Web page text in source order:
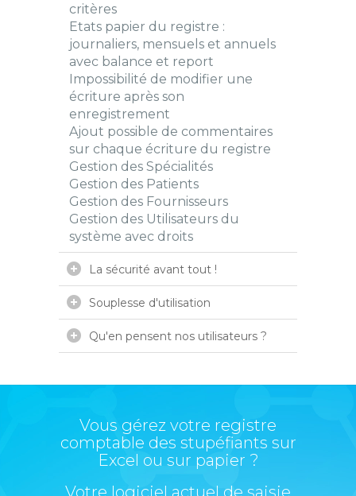
critères
Etats papier du registre :
journaliers, mensuels et annuels
avec balance et report
Impossibilité de modifier une
écriture après son
enregistrement
Ajout possible de commentaires
sur chaque écriture du registre
Gestion des Spécialités
Gestion des Patients
Gestion des Fournisseurs
Gestion des Utilisateurs du
système avec droits
La sécurité avant tout !
Souplesse d'utilisation
Qu'en pensent nos utilisateurs ?
Vous gérez votre registre
comptable des stupéfiants sur
Excel ou sur papier ?
Votre logiciel actuel de saisie